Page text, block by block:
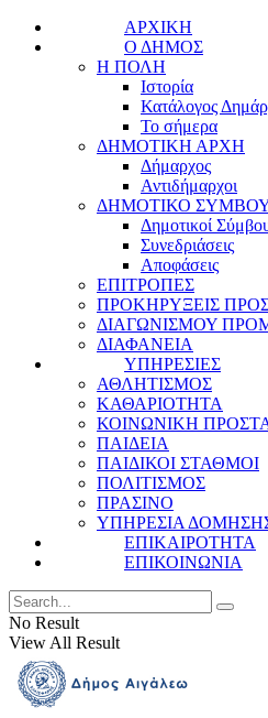
ΑΡΧΙΚΗ
Ο ΔΗΜΟΣ
Η ΠΟΛΗ
Ιστορία
Κατάλογος
Το σήμερα
ΔΗΜΟΤΙΚΗ ΑΡΧΗ
Δήμαρχος
Αντιδήμαρχοι
ΔΗΜΟΤΙΚΟ
Δημοτικοί
Συνεδριάσεις
Αποφάσεις
ΕΠΙΤΡΟΠΕΣ
ΠΡΟΚΗΡΥΞΕΙΣ
ΔΙΑΓΩΝΙΣΜΟΥ
ΔΙΑΦΑΝΕΙΑ
ΥΠΗΡΕΣΙΕΣ
ΑΘΛΗΤΙΣΜΟΣ
ΚΑΘΑΡΙΟΤΗΤΑ
ΚΟΙΝΩΝΙΚΗ
ΠΑΙΔΕΙΑ
ΠΑΙΔΙΚΟΙ ΣΤΑΘΜΟΙ
ΠΟΛΙΤΙΣΜΟΣ
ΠΡΑΣΙΝΟ
ΥΠΗΡΕΣΙΑ
ΕΠΙΚΑΙΡΟΤΗΤΑ
ΕΠΙΚΟΙΝΩΝΙΑ
No Result
View All Result